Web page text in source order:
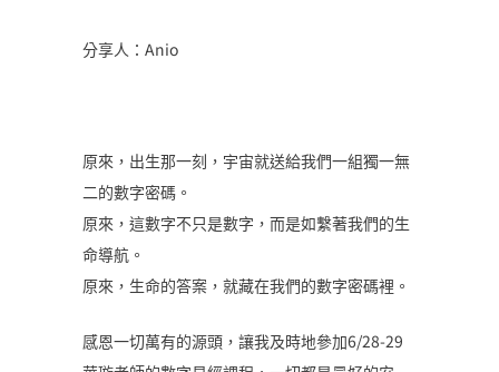
分享人：Anio
原來，出生那一刻，宇宙就送給我們一組獨一無
二的數字密碼。
原來，這數字不只是數字，而是如繫著我們的生
命導航。
原來，生命的答案，就藏在我們的數字密碼裡。
感恩一切萬有的源頭，讓我及時地參加6/28-29